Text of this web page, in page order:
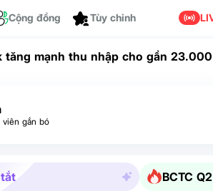
Cộng đồng
tăng mạnh thu nhập cho gần
viên gắn bó
BCTC